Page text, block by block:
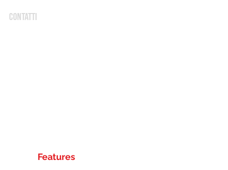
CONTATTI
Features